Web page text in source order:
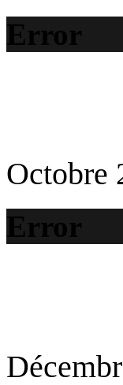
Error
Octobre
Error